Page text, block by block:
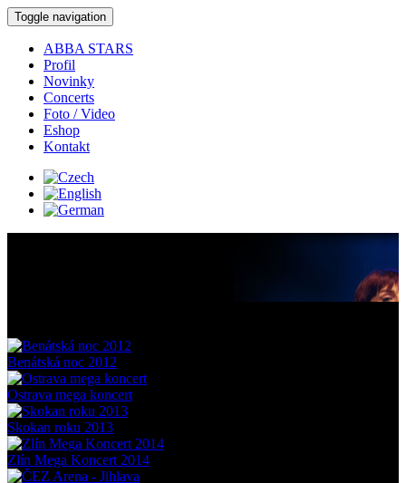
Toggle navigation
ABBA STARS
Profil
Novinky
Concerts
Foto / Video
Eshop
Kontakt
Benátská noc 2012
Ostrava mega koncert
Skokan roku 2013
Zlín Mega Koncert 2014